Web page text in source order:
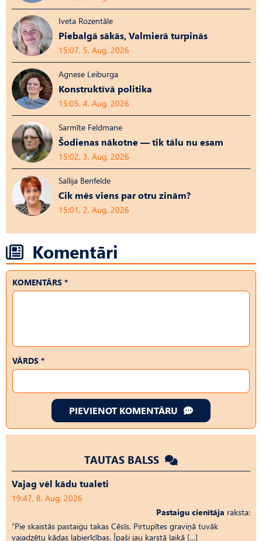
Iveta Rozentāle
Piebalgā sākās, Valmierā turpinās
15:07, 5. Aug, 2026
Agnese Leiburga
Konstruktīvā politika
15:05, 4. Aug, 2026
Sarmīte Feldmane
Šodienas nākotne — tik tālu nu esam
15:02, 3. Aug, 2026
Sallija Benfelde
Cik mēs viens par otru zinām?
15:01, 2. Aug, 2026
Komentāri
KOMENTĀRS *
VĀRDS *
PIEVIENOT KOMENTĀRU
TAUTAS BALSS
Vajag vēl kādu tualeti
19:47, 8. Aug, 2026
Pastaigu cienītāja raksta:
“Pie skaistās pastaigu takas Cēsīs, Pirtupītes graviņā tuvāk
vajadzētu kādas labierīcības. Īpaši jau karstā laikā […]